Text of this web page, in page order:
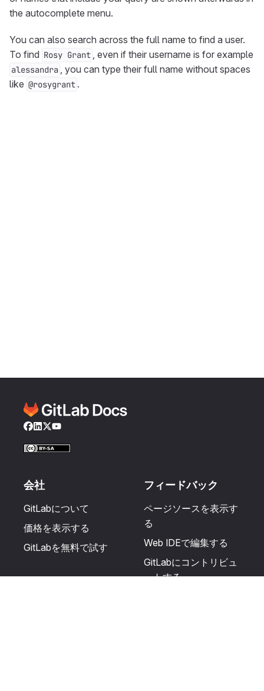
the autocomplete menu.
You can also search across the full name to find a user.
To find Rosy Grant , even if their username is for example
alessandra , you can type their full name without spaces
like @rosygrant .
Facebook
LinkedIn
Twitter
YouTube
会社
GitLabについて
価格を表示する
GitLabを無料で試す
フィードバック
ページソースを表示す
る
Web IDEで編集する
GitLabにコントリビュ
ートする